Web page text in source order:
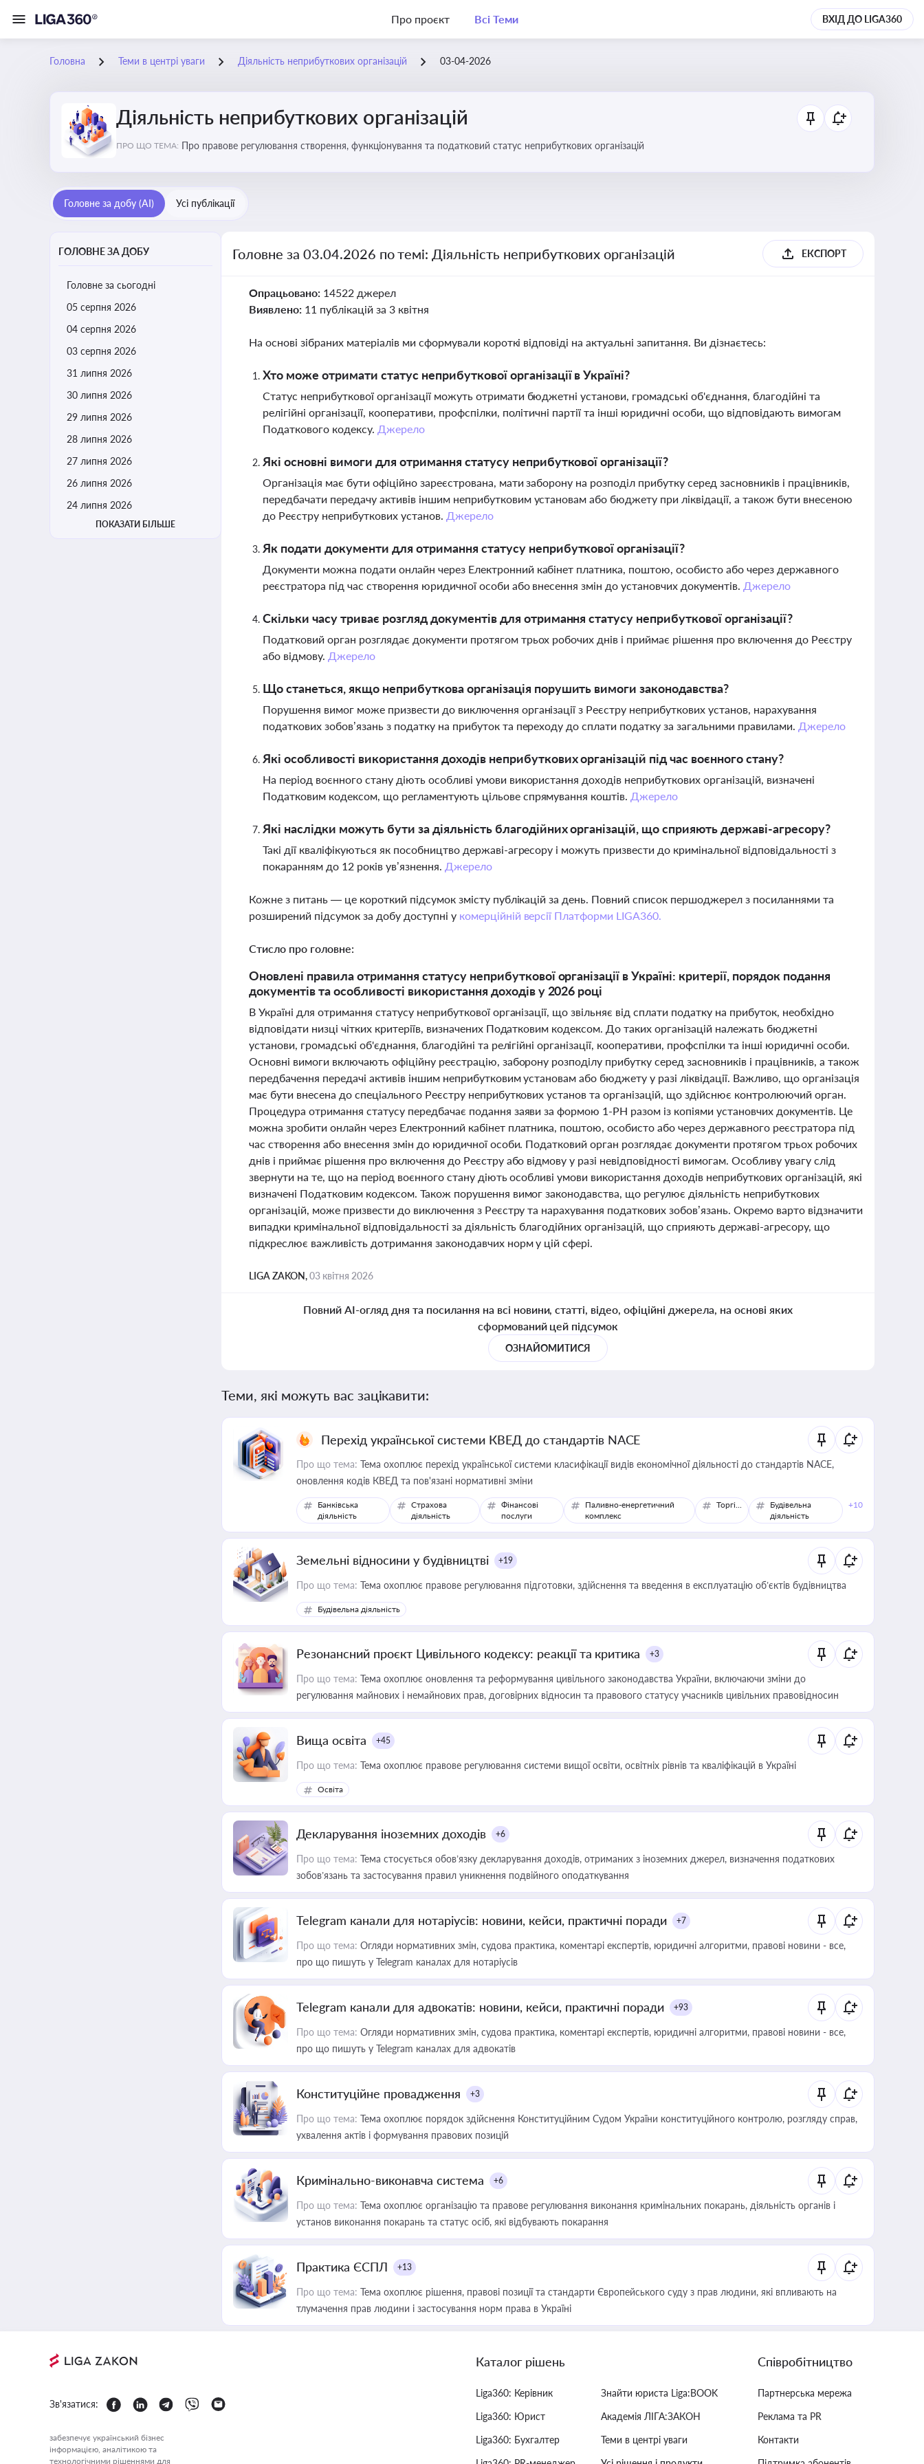
Про проєкт Всі Теми ВХІД ДО LIGA360
Головна Теми в центрі уваги Діяльність неприбуткових організацій 03-04-2026
Діяльність неприбуткових організацій
ПРО ЩО ТЕМА: Про правове регулювання створення, функціонування та податковий статус неприбуткових організацій
Головне за добу (AI) Усі публікації
ГОЛОВНЕ ЗА ДОБУ
Головне за сьогодні
05 серпня 2026
04 серпня 2026
03 серпня 2026
31 липня 2026
30 липня 2026
29 липня 2026
28 липня 2026
27 липня 2026
26 липня 2026
24 липня 2026
ПОКАЗАТИ БІЛЬШЕ
Головне за 03.04.2026 по темі: Діяльність неприбуткових організацій ЕКСПОРТ
Опрацьовано: 14522 джерел
Виявлено: 11 публікацій за 3 квітня
На основі зібраних матеріалів ми сформували короткі відповіді на актуальні запитання. Ви дізнаєтесь:
Хто може отримати статус неприбуткової організації в Україні?
Статус неприбуткової організації можуть отримати бюджетні установи, громадські об'єднання, благодійні та
релігійні організації, кооперативи, профспілки, політичні партії та інші юридичні особи, що відповідають вимогам
Податкового кодексу. Джерело
Які основні вимоги для отримання статусу неприбуткової організації?
Організація має бути офіційно зареєстрована, мати заборону на розподіл прибутку серед засновників і працівників,
передбачати передачу активів іншим неприбутковим установам або бюджету при ліквідації, а також бути внесеною
до Реєстру неприбуткових установ. Джерело
Як подати документи для отримання статусу неприбуткової організації?
Документи можна подати онлайн через Електронний кабінет платника, поштою, особисто або через державного
реєстратора під час створення юридичної особи або внесення змін до установчих документів. Джерело
Скільки часу триває розгляд документів для отримання статусу неприбуткової організації?
Податковий орган розглядає документи протягом трьох робочих днів і приймає рішення про включення до Реєстру
або відмову. Джерело
Що станеться, якщо неприбуткова організація порушить вимоги законодавства?
Порушення вимог може призвести до виключення організації з Реєстру неприбуткових установ, нарахування
податкових зобов’язань з податку на прибуток та переходу до сплати податку за загальними правилами. Джерело
Які особливості використання доходів неприбуткових організацій під час воєнного стану?
На період воєнного стану діють особливі умови використання доходів неприбуткових організацій, визначені
Податковим кодексом, що регламентують цільове спрямування коштів. Джерело
Які наслідки можуть бути за діяльність благодійних організацій, що сприяють державі-агресору?
Такі дії кваліфікуються як пособництво державі-агресору і можуть призвести до кримінальної відповідальності з
покаранням до 12 років ув’язнення. Джерело
Кожне з питань — це короткий підсумок змісту публікацій за день. Повний список першоджерел з посиланнями та
розширений підсумок за добу доступні у комерційній версії Платформи LIGA360.
Стисло про головне:
Оновлені правила отримання статусу неприбуткової організації в Україні: критерії, порядок подання
документів та особливості використання доходів у 2026 році
В Україні для отримання статусу неприбуткової організації, що звільняє від сплати податку на прибуток, необхідно
відповідати низці чітких критеріїв, визначених Податковим кодексом. До таких організацій належать бюджетні
установи, громадські об'єднання, благодійні та релігійні організації, кооперативи, профспілки та інші юридичні особи.
Основні вимоги включають офіційну реєстрацію, заборону розподілу прибутку серед засновників і працівників, а також
передбачення передачі активів іншим неприбутковим установам або бюджету у разі ліквідації. Важливо, що організація
має бути внесена до спеціального Реєстру неприбуткових установ та організацій, що здійснює контролюючий орган.
Процедура отримання статусу передбачає подання заяви за формою 1-РН разом із копіями установчих документів. Це
можна зробити онлайн через Електронний кабінет платника, поштою, особисто або через державного реєстратора під
час створення або внесення змін до юридичної особи. Податковий орган розглядає документи протягом трьох робочих
днів і приймає рішення про включення до Реєстру або відмову у разі невідповідності вимогам. Особливу увагу слід
звернути на те, що на період воєнного стану діють особливі умови використання доходів неприбуткових організацій, які
визначені Податковим кодексом. Також порушення вимог законодавства, що регулює діяльність неприбуткових
організацій, може призвести до виключення з Реєстру та нарахування податкових зобов’язань. Окремо варто відзначити
випадки кримінальної відповідальності за діяльність благодійних організацій, що сприяють державі-агресору, що
підкреслює важливість дотримання законодавчих норм у цій сфері.
LIGA ZAKON,03 квітня 2026
Повний AI-огляд дня та посилання на всі новини, статті, відео, офіційні джерела, на основі яких
сформований цей підсумок
ОЗНАЙОМИТИСЯ
Теми, які можуть вас зацікавити:
Перехід української системи КВЕД до стандартів NACE
Про що тема: Тема охоплює перехід української системи класифікації видів економічної діяльності до стандартів NACE,
оновлення кодів КВЕД та пов'язані нормативні зміни
Банківська
діяльність
Страхова
діяльність
Фінансові
послуги
Паливно-енергетичний
комплекс
Торгівля
Будівельна
діяльність
+10
Земельні відносини у будівництві +19
Про що тема: Тема охоплює правове регулювання підготовки, здійснення та введення в експлуатацію об’єктів будівництва
Будівельна діяльність
Резонансний проєкт Цивільного кодексу: реакції та критика +3
Про що тема: Тема охоплює оновлення та реформування цивільного законодавства України, включаючи зміни до
регулювання майнових і немайнових прав, договірних відносин та правового статусу учасників цивільних правовідносин
Вища освіта +45
Про що тема: Тема охоплює правове регулювання системи вищої освіти, освітніх рівнів та кваліфікацій в Україні
Освіта
Декларування іноземних доходів +6
Про що тема: Тема стосується обов’язку декларування доходів, отриманих з іноземних джерел, визначення податкових
зобов’язань та застосування правил уникнення подвійного оподаткування
Telegram канали для нотаріусів: новини, кейси, практичні поради +7
Про що тема: Огляди нормативних змін, судова практика, коментарі експертів, юридичні алгоритми, правові новини - все,
про що пишуть у Telegram каналах для нотаріусів
Telegram канали для адвокатів: новини, кейси, практичні поради +93
Про що тема: Огляди нормативних змін, судова практика, коментарі експертів, юридичні алгоритми, правові новини - все,
про що пишуть у Telegram каналах для адвокатів
Конституційне провадження +3
Про що тема: Тема охоплює порядок здійснення Конституційним Судом України конституційного контролю, розгляду справ,
ухвалення актів і формування правових позицій
Кримінально-виконавча система +6
Про що тема: Тема охоплює організацію та правове регулювання виконання кримінальних покарань, діяльність органів і
установ виконання покарань та статус осіб, які відбувають покарання
Практика ЄСПЛ +13
Про що тема: Тема охоплює рішення, правові позиції та стандарти Європейського суду з прав людини, які впливають на
тлумачення прав людини і застосування норм права в Україні
Зв'язатися:
забезпечує український бізнес
інформацією, аналітикою та
технологічними рішеннями для
Каталог рішень
Liga360: Керівник
Liga360: Юрист
Liga360: Бухгалтер
Знайти юриста Liga:BOOK
Академія ЛІГА:ЗАКОН
Теми в центрі уваги
Співробітництво
Партнерська мережа
Реклама та PR
Контакти